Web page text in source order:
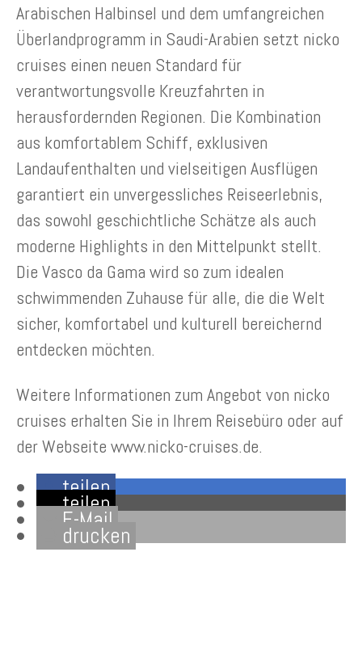
Arabischen Halbinsel und dem umfangreichen
Überlandprogramm in Saudi-Arabien setzt nicko
cruises einen neuen Standard für
verantwortungsvolle Kreuzfahrten in
herausfordernden Regionen. Die Kombination
aus komfortablem Schiff, exklusiven
Landaufenthalten und vielseitigen Ausflügen
garantiert ein unvergessliches Reiseerlebnis,
das sowohl geschichtliche Schätze als auch
moderne Highlights in den Mittelpunkt stellt.
Die Vasco da Gama wird so zum idealen
schwimmenden Zuhause für alle, die die Welt
sicher, komfortabel und kulturell bereichernd
entdecken möchten.
Weitere Informationen zum Angebot von nicko
cruises erhalten Sie in Ihrem Reisebüro oder auf
der Webseite www.nicko-cruises.de.
teilen
teilen
E-Mail
drucken